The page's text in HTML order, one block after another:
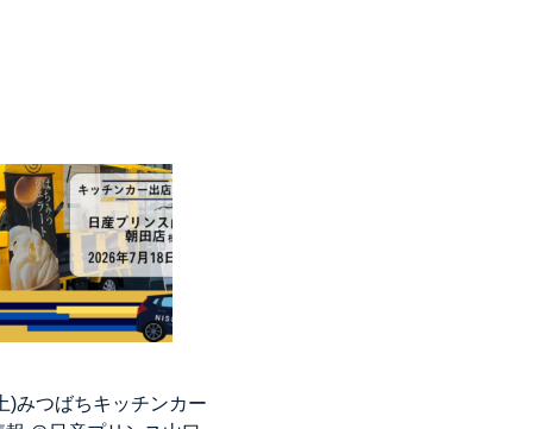
)みつばちキッチンカー